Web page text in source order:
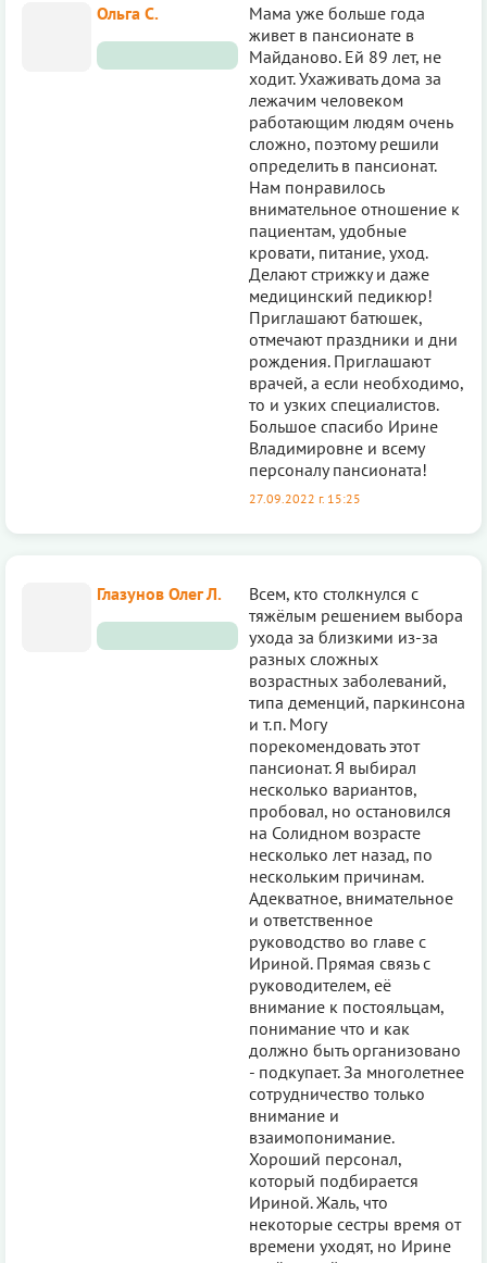
Ольга С.
Мама уже больше года
живет в пансионате в
Майданово. Ей 89 лет, не
ходит. Ухаживать дома за
лежачим человеком
работающим людям очень
сложно, поэтому решили
определить в пансионат.
Нам понравилось
внимательное отношение к
пациентам, удобные
кровати, питание, уход.
Делают стрижку и даже
медицинский педикюр!
Приглашают батюшек,
отмечают праздники и дни
рождения. Приглашают
врачей, а если необходимо,
то и узких специалистов.
Большое спасибо Ирине
Владимировне и всему
персоналу пансионата!
27.09.2022 г. 15:25
Глазунов Олег Л.
Всем, кто столкнулся с
тяжёлым решением выбора
ухода за близкими из-за
разных сложных
возрастных заболеваний,
типа деменций, паркинсона
и т.п. Могу
порекомендовать этот
пансионат. Я выбирал
несколько вариантов,
пробовал, но остановился
на Солидном возрасте
несколько лет назад, по
нескольким причинам.
Адекватное, внимательное
и ответственное
руководство во главе с
Ириной. Прямая связь с
руководителем, её
внимание к постояльцам,
понимание что и как
должно быть организовано
- подкупает. За многолетнее
сотрудничество только
внимание и
взаимопонимание.
Хороший персонал,
который подбирается
Ириной. Жаль, что
некоторые сестры время от
времени уходят, но Ирине